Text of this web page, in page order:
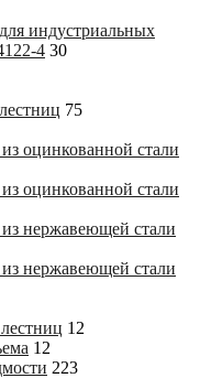
индустриальных
4 30
75
оцинкованной стали
оцинкованной стали
нержавеющей стали
нержавеющей стали
12
12
223